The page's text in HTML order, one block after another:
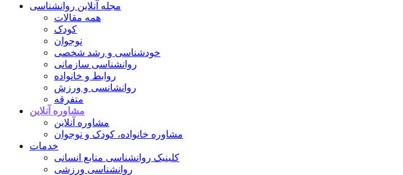
مجله آنلاین روانشناسی
همه مقالات
کودک
نوجوان
خودشناسی و رشد شخصی
روانشناسی سازمانی
روابط و خانواده
روانشانسی و ورزش
متفرقه
مشاوره آنلاین
مشاوره آنلاین
مشاوره خانواده، کودک و نوجوان
خدمات
کلینیک روانشناسی منابع انسانی
روانشناسی ورزشی